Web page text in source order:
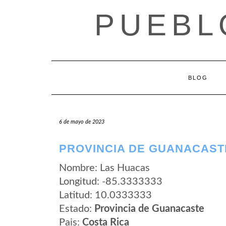
BLOG
6 de mayo de 2023
PROVINCIA DE
Nombre: Las Huacas
Longitud: -85.3333333
Latitud: 10.0333333
Estado: Provincia de Guanacaste
Pais: Costa Rica